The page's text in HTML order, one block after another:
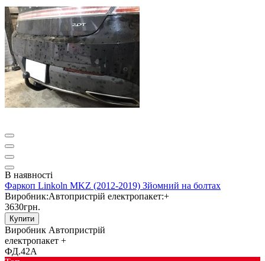
В наявності
Фаркоп Linkoln MKZ (2012-2019) Зйомний на болтах
Виробник:Автопристрій електропакет:+
3630грн.
Купити
Виробник Автопристрій
електропакет +
ФД.42А